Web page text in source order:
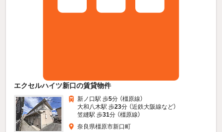
エクセルハイツ新口の賃貸物件
新ノ口駅 歩5分 （橿原線）
大和八木駅 歩23分 （近鉄大阪線など）
笠縫駅 歩31分 （橿原線）
奈良県橿原市新口町